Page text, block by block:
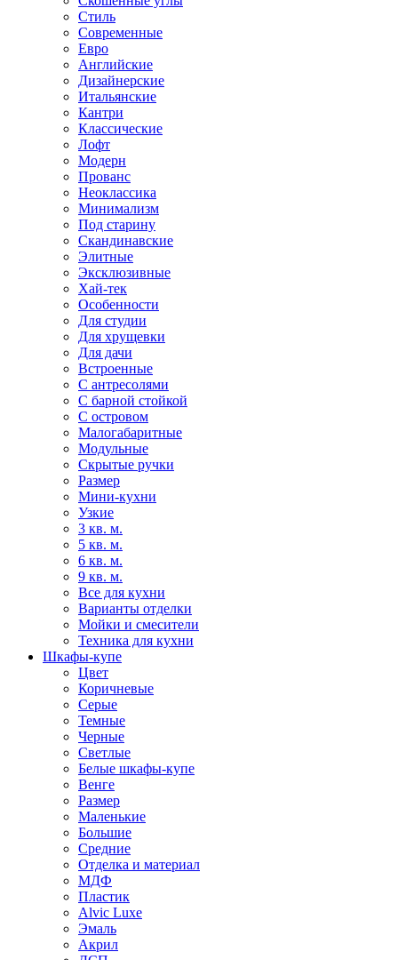
Стиль
Современные
Евро
Английские
Дизайнерские
Итальянские
Кантри
Классические
Лофт
Модерн
Прованс
Неоклассика
Минимализм
Под старину
Скандинавские
Элитные
Эксклюзивные
Хай-тек
Особенности
Для студии
Для хрущевки
Для дачи
Встроенные
С антресолями
С барной стойкой
С островом
Малогабаритные
Модульные
Скрытые ручки
Размер
Мини-кухни
Узкие
3 кв. м.
5 кв. м.
6 кв. м.
9 кв. м.
Все для кухни
Варианты отделки
Мойки и смесители
Техника для кухни
Шкафы-купе
Цвет
Коричневые
Серые
Темные
Черные
Светлые
Белые шкафы-купе
Венге
Размер
Маленькие
Большие
Средние
Отделка и материал
МДФ
Пластик
Alvic Luxe
Эмаль
Акрил